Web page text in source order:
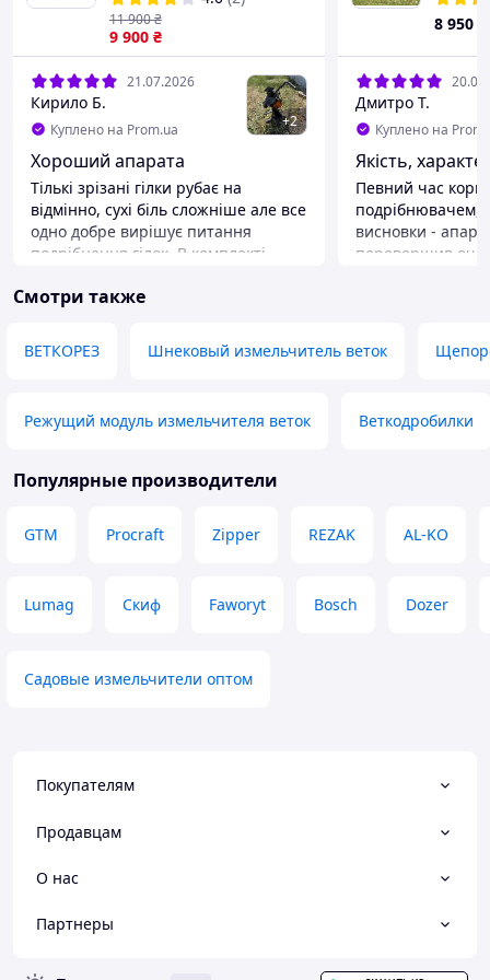
переработка веток
9 900 ₴
11 900₴
21.07.2026
Кирило Б.
Куплено на Prom.ua +2
Хороший апарата
Тількі зрізані гілки рубає на
відмінно, сухі біль сложніше але все
одно добре вирішує питання
подрібнення гілок. В комплекті
8 950
Дмитро Т.
Куплено на
Якість,
Певний час
подрібнювачем,
висновки -
перевершив
заявленим
працює
сама затягує
потужність,
Смотри также
ВЕТКОРЕЗ Шнековый измельчитель веток
Режущий модуль измельчителя веток Веткодробилки
Популярные производители
GTM Procraft Zipper REZAK AL-KO
Lumag Скиф Faworyt Bosch Dozer
Садовые измельчители оптом
Покупателям
Продавцам
О нас
Партнеры